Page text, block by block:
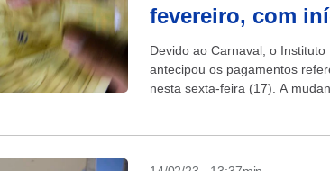
fevereiro, com
Devido ao Carnaval, o
antecipou os pagamentos
nesta sexta-feira (17). A